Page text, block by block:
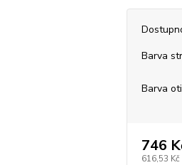
Barva
Barva
746
616,53 Kč